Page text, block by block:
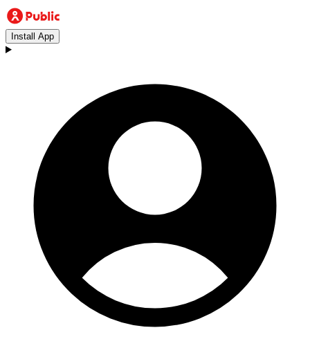
Install App